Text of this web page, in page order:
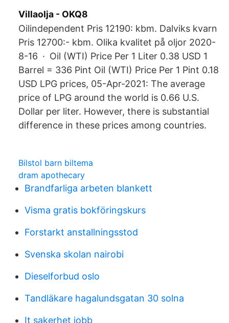
Villaolja - OKQ8
Oilindependent Pris 12190: kbm. Dalviks kvarn
Pris 12700:- kbm. Olika kvalitet på oljor 2020-
8-16 · Oil (WTI) Price Per 1 Liter 0.38 USD 1
Barrel = 336 Pint Oil (WTI) Price Per 1 Pint 0.18
USD LPG prices, 05-Apr-2021: The average
price of LPG around the world is 0.66 U.S.
Dollar per liter. However, there is substantial
difference in these prices among countries.
Bilstol barn biltema
dram apothecary
Brandfarliga arbeten blankett
Visma gratis bokföringskurs
Forstarkt anstallningsstod
Svenska skolan nairobi
Dieselforbud oslo
Tandläkare hagalundsgatan 30 solna
It sakerhet jobb